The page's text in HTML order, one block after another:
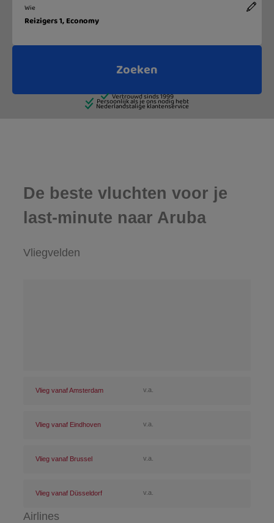
De beste vluchten voor je
last-minute naar Aruba
Vliegvelden
Vlieg vanaf Amsterdam v.a.
Vlieg vanaf Eindhoven v.a.
Vlieg vanaf Brussel v.a.
Vlieg vanaf Düsseldorf v.a.
Airlines